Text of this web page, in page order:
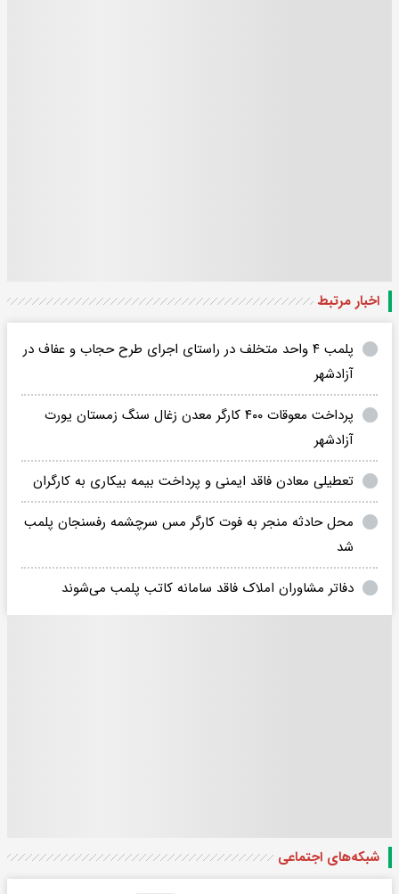
اخبار مرتبط
پلمب ۴ واحد متخلف در راستای اجرای طرح حجاب و عفاف در
آزادشهر
پرداخت معوقات ۴۰۰ کارگر معدن زغال سنگ زمستان یورت
آزادشهر‌
تعطیلی معادن فاقد ایمنی و پرداخت بیمه بیکاری به کارگران
محل حادثه منجر به فوت کارگر مس سرچشمه رفسنجان پلمب
شد
دفاتر مشاوران املاک فاقد سامانه کاتب پلمب می‌شوند
شبکه‌های اجتماعی